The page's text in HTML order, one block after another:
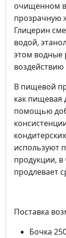
очищенном
прозрачную
Глицерин
водой,
этом водные
воздействию
В пищевой
как пищевая
помощью
используют
продукции, в
продлевает
Поставка
Бочка